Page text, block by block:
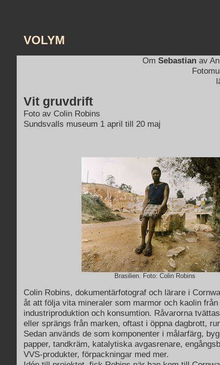
VOLYM
Om Sebastian av
Vit gruvdrift
Foto av Colin Robins
Sundsvalls museum 1 april till 20 maj
Brasilien. Foto: Colin Robins
Colin Robins, dokumentärfotograf och lärare i
åt att följa vita mineraler som marmor och kaolin
industriproduktion och konsumtion. Råvarorna
eller sprängs från marken, oftast i öppna dagbrott,
Sedan används de som komponenter i målarfärg,
papper, tandkräm, katalytiska avgasrenare,
VVS-produkter, förpackningar med mer.